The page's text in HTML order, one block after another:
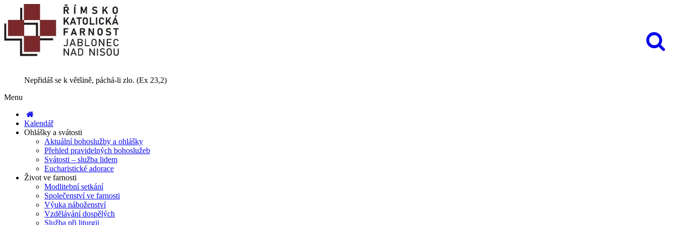
Nepřidáš se k většině, páchá-li zlo. (Ex 23,2)
Menu
Kalendář
Ohlášky a svátosti
Aktuální bohoslužby a ohlášky
Přehled pravidelných bohoslužeb
Svátosti – služba lidem
Eucharistické adorace
Život ve farnosti
Modlitební setkání
Společenství ve farnosti
Výuka náboženství
Vzdělávání dospělých
Služba při liturgii